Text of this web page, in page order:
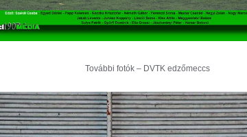
További fotók – DVTK edzőmeccs